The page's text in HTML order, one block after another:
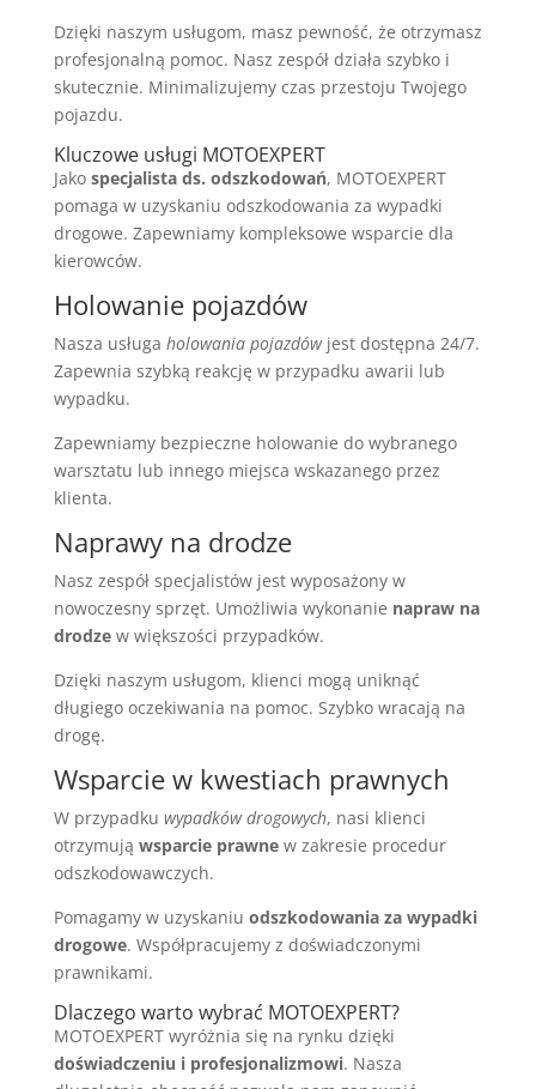
Dzięki naszym usługom, masz pewność, że otrzymasz
profesjonalną pomoc. Nasz zespół działa szybko i
skutecznie. Minimalizujemy czas przestoju Twojego
pojazdu.
Kluczowe usługi MOTOEXPERT
Jako specjalista ds. odszkodowań, MOTOEXPERT
pomaga w uzyskaniu odszkodowania za wypadki
drogowe. Zapewniamy kompleksowe wsparcie dla
kierowców.
Holowanie pojazdów
Nasza usługa holowania pojazdówjest dostępna 24/7.
Zapewnia szybką reakcję w przypadku awarii lub
wypadku.
Zapewniamy bezpieczne holowanie do wybranego
warsztatu lub innego miejsca wskazanego przez
klienta.
Naprawy na drodze
Nasz zespół specjalistów jest wyposażony w
nowoczesny sprzęt. Umożliwia wykonanie napraw na
drodzew większości przypadków.
Dzięki naszym usługom, klienci mogą uniknąć
długiego oczekiwania na pomoc. Szybko wracają na
drogę.
Wsparcie w kwestiach prawnych
W przypadku wypadków drogowych, nasi klienci
otrzymują wsparcie prawnew zakresie procedur
odszkodowawczych.
Pomagamy w uzyskaniu odszkodowania za wypadki
drogowe. Współpracujemy z doświadczonymi
prawnikami.
Dlaczego warto wybrać MOTOEXPERT?
MOTOEXPERT wyróżnia się na rynku dzięki
doświadczeniu i profesjonalizmowi. Nasza